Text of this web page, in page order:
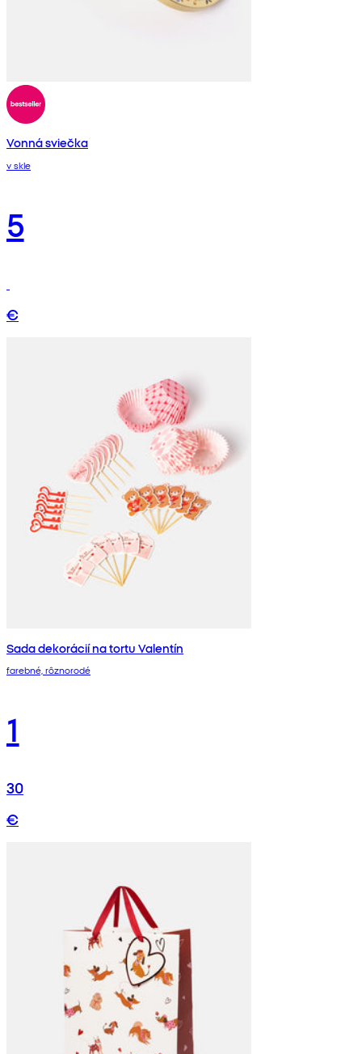
Vonná sviečka
v skle
5
€
Sada dekorácií na tortu Valentín
farebné, rôznorodé
1
30
€